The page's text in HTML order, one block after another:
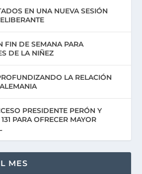
EN UNA NUEVA SESIÓN
FIN DE SEMANA PARA
DE LA NIÑEZ
LA RELACIÓN
PRESIDENTE PERÓN Y
PARA OFRECER MAYOR
MES